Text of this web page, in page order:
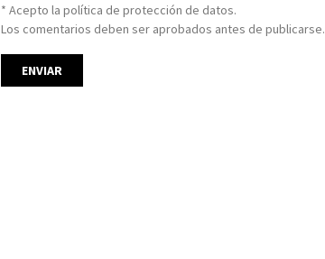
* Acepto la política de protección de datos.
Los comentarios deben ser aprobados antes de publicarse.